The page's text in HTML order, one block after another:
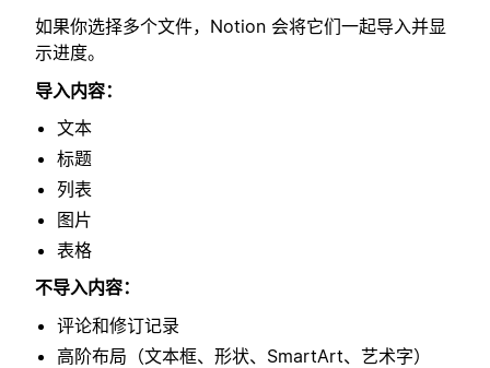
如果你选择多个文件，Notion 会将它们一起导入并显
示进度。
导入内容：
文本
标题
列表
图片
表格
不导入内容：
评论和修订记录
高阶布局（文本框、形状、SmartArt、艺术字）